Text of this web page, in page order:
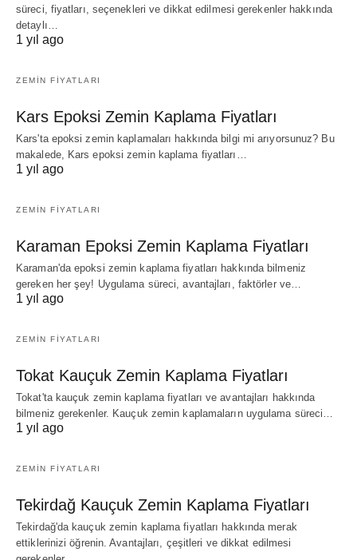
süreci, fiyatları, seçenekleri ve dikkat edilmesi gerekenler hakkında
detaylı…
1 yıl ago
ZEMIN FIYATLARI
Kars Epoksi Zemin Kaplama Fiyatları
Kars'ta epoksi zemin kaplamaları hakkında bilgi mi arıyorsunuz? Bu
makalede, Kars epoksi zemin kaplama fiyatları…
1 yıl ago
ZEMIN FIYATLARI
Karaman Epoksi Zemin Kaplama Fiyatları
Karaman'da epoksi zemin kaplama fiyatları hakkında bilmeniz
gereken her şey! Uygulama süreci, avantajları, faktörler ve…
1 yıl ago
ZEMIN FIYATLARI
Tokat Kauçuk Zemin Kaplama Fiyatları
Tokat'ta kauçuk zemin kaplama fiyatları ve avantajları hakkında
bilmeniz gerekenler. Kauçuk zemin kaplamaların uygulama süreci…
1 yıl ago
ZEMIN FIYATLARI
Tekirdağ Kauçuk Zemin Kaplama Fiyatları
Tekirdağ'da kauçuk zemin kaplama fiyatları hakkında merak
ettiklerinizi öğrenin. Avantajları, çeşitleri ve dikkat edilmesi